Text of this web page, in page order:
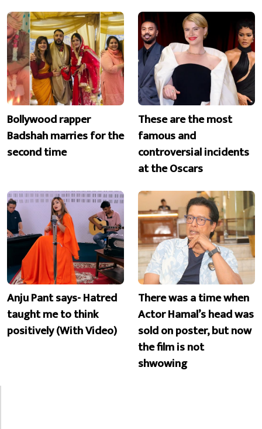
Bollywood rapper
Badshah marries for the
second time
These are the most
famous and
controversial incidents
at the Oscars
Anju Pant says- Hatred
taught me to think
positively (With Video)
There was a time when
Actor Hamal’s head was
sold on poster, but now
the film is not
shwowing